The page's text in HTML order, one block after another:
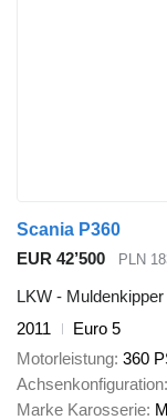
Scania P360
EUR 42’500
PLN
LKW - Muldenkipper
2011
Euro 5
Motorleistung 360
Achsenkonfiguration
Marke Karosserie